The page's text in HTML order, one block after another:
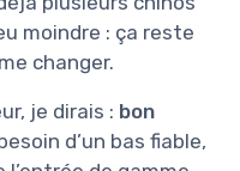
moindre : ça reste
changer.
je dirais : bon
d’un bas fiable,